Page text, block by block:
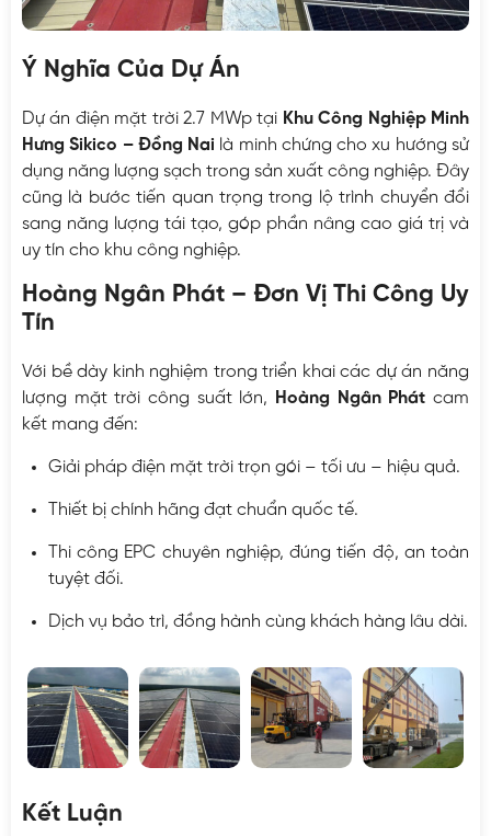
Ý Nghĩa Của Dự Án
Dự án điện mặt trời 2.7 MWp tại Khu Công Nghiệp Minh
Hưng Sikico – Đồng Nai là minh chứng cho xu hướng sử
dụng năng lượng sạch trong sản xuất công nghiệp. Đây
cũng là bước tiến quan trọng trong lộ trình chuyển đổi
sang năng lượng tái tạo, góp phần nâng cao giá trị và
uy tín cho khu công nghiệp.
Hoàng Ngân Phát – Đơn Vị Thi Công Uy
Tín
Với bề dày kinh nghiệm trong triển khai các dự án năng
lượng mặt trời công suất lớn,
Hoàng Ngân Phát cam
kết mang đến:
Giải pháp điện mặt trời trọn gói – tối ưu – hiệu quả.
Thiết bị chính hãng đạt chuẩn quốc tế.
Thi công EPC chuyên nghiệp, đúng tiến độ, an toàn
tuyệt đối.
Dịch vụ bảo trì, đồng hành cùng khách hàng lâu dài.
Kết Luận